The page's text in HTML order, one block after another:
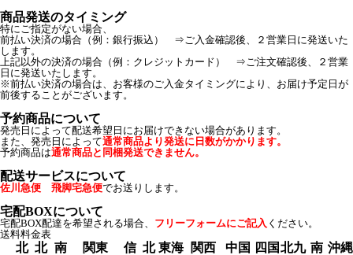
商品発送のタイミング
特にご指定がない場合、
前払い決済の場合（例：銀行振込） ⇒ご入金確認後、２営業日に発送いた
します。
上記以外の決済の場合（例：クレジットカード） ⇒ご注文確認後、２営業
日に発送いたします。
※前払い決済の場合は、お客様のご入金タイミングにより、お届け予定日が
前後することがございます。
予約商品について
発売日によって配送希望日にお届けできない場合があります。
また、発売日によって通常商品より発送に日数がかかります。
予約商品は通常商品と同梱発送できません。
配送サービスについて
佐川急便 飛脚宅急便でお送りします。
宅配BOXについて
宅配BOX配達を希望される場合、 フリーフォームにご記入 ください。
送料料金表
北 北 南
関東
信 北 東海 関西 中国 四国北九 南 沖縄